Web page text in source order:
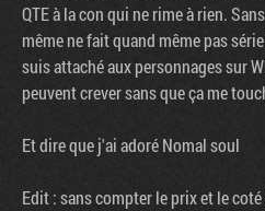
QTE à la con qui ne rime à rien.
même ne fait quand même pas
suis attaché aux personnages sur
peuvent crever sans que ça me
Et dire que j'ai adoré Nomal soul
Edit : sans compter le prix et le